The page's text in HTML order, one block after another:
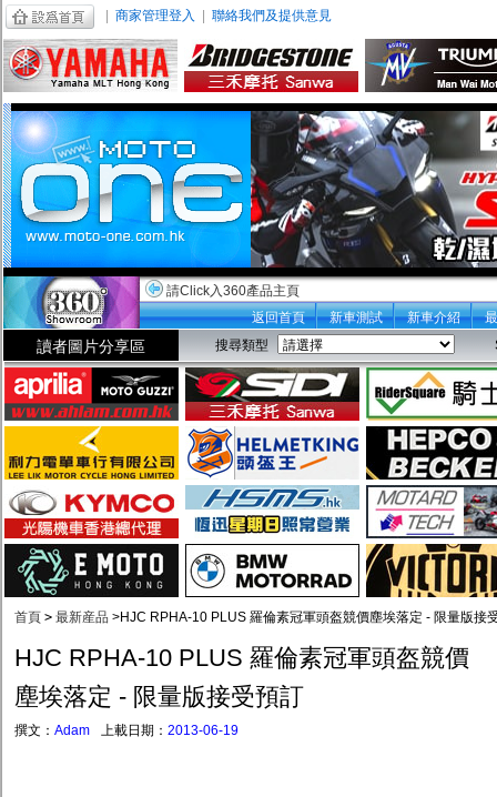
商家管理登入 聯絡我們及提供意見
請Click入360產品主頁
返回首頁
新車測試 新車介紹
讀者圖片分享區 搜尋類型
首頁 > 最新産品 >HJC RPHA-10 PLUS 羅倫素冠軍頭盔競價塵埃落定 - 限量版接
HJC RPHA-10 PLUS 羅倫素冠軍頭盔競價
塵埃落定 - 限量版接受預訂
撰文： Adam 上載日期： 2013-06-19